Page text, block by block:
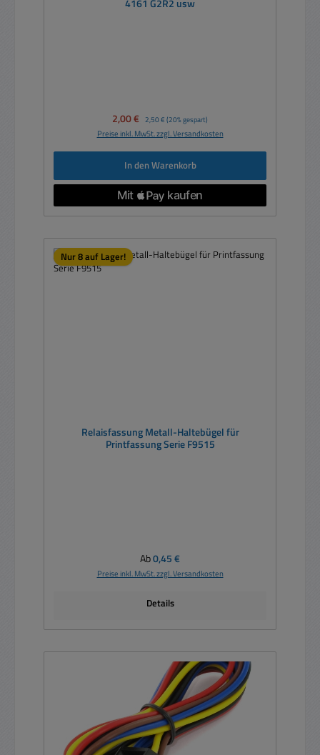
4161 G2R2 usw
Verkaufspreis:
2,00 € Regulärer Preis:
2,50 € (20% gespart)
Preise inkl. MwSt. zzgl. Versandkosten
In den Warenkorb
Nur 8 auf Lager!
Relaisfassung Metall-Haltebügel für
Printfassung Serie F9515
Regulärer Preis:
Ab0,45 €
Preise inkl. MwSt. zzgl. Versandkosten
Details